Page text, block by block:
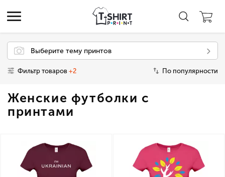
Выберите тему принтов
Фильтр товаров +2 По популярности
Женские футболки с
принтами